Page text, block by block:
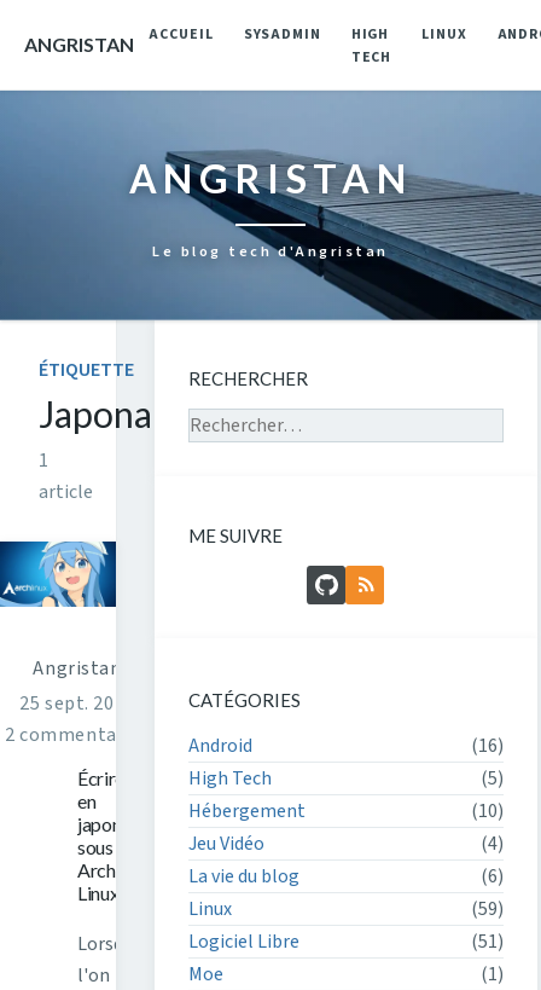
ANGRISTAN ACCUEIL SYSADMIN
HIGH
TECH
LINUX
ANGRISTAN
Le blog tech d'Angristan
ÉTIQUETTE
Japonais
1
article
Angristan
25 sept. 2017
2 commentaires
Écrire
en
japonais
sous
Arch
Linux
Lorsque
l'on
RECHERCHER
Rechercher sur le site
ME SUIVRE
GitHubFlux RSS
CATÉGORIES
Android
(16)
High Tech
(5)
Hébergement
(10)
Jeu Vidéo
(4)
La vie du blog
(6)
Linux
(59)
Logiciel Libre
(51)
Moe
(1)